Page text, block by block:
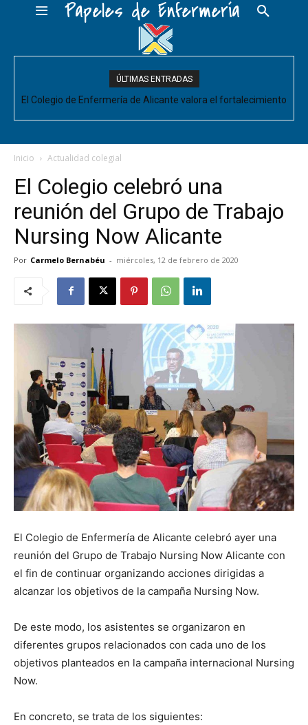
Papeles de Enfermería
ÚLTIMAS ENTRADAS
El Colegio de Enfermería de Alicante valora el fortalecimiento
acompañe de decisiones estructurales para...
Inicio Actualidad colegial
El Colegio celebró una
reunión del Grupo de Trabajo
Nursing Now Alicante
Por Carmelo Bernabéu - miércoles, 12 de febrero de 2020
El Colegio de Enfermería de Alicante celebró ayer una
reunión del Grupo de Trabajo Nursing Now Alicante con
el fin de continuar organizando acciones dirigidas a
alcanzar los objetivos de la campaña Nursing Now.
De este modo, los asistentes se organizaron en
diferentes grupos relacionados con cada uno de los
objetivos planteados en la campaña internacional Nursing
Now.
En concreto, se trata de los siguientes: